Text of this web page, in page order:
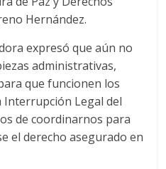
Hernández.
expresó que aún no
administrativas,
que funcionen los
Interrupción Legal del
de coordinarnos para
el derecho asegurado en